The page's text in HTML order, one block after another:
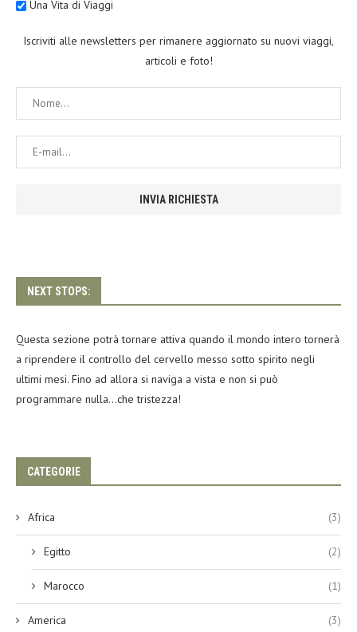
Una Vita di Viaggi
Iscriviti alle newsletters per rimanere aggiornato su nuovi viaggi,
articoli e foto!
NEXT STOPS:
Questa sezione potrà tornare attiva quando il mondo intero tornerà
a riprendere il controllo del cervello messo sotto spirito negli
ultimi mesi. Fino ad allora si naviga a vista e non si può
programmare nulla…che tristezza!
CATEGORIE
Africa (3)
Egitto (2)
Marocco (1)
America (3)